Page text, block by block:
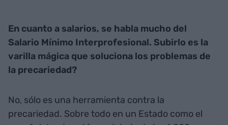
En cuanto a salarios, se habla mucho del
Salario Mínimo Interprofesional. Subirlo es la
varilla mágica que soluciona los problemas de
la precariedad?
No, sólo es una herramienta contra la
precariedad. Sobre todo en un Estado como el